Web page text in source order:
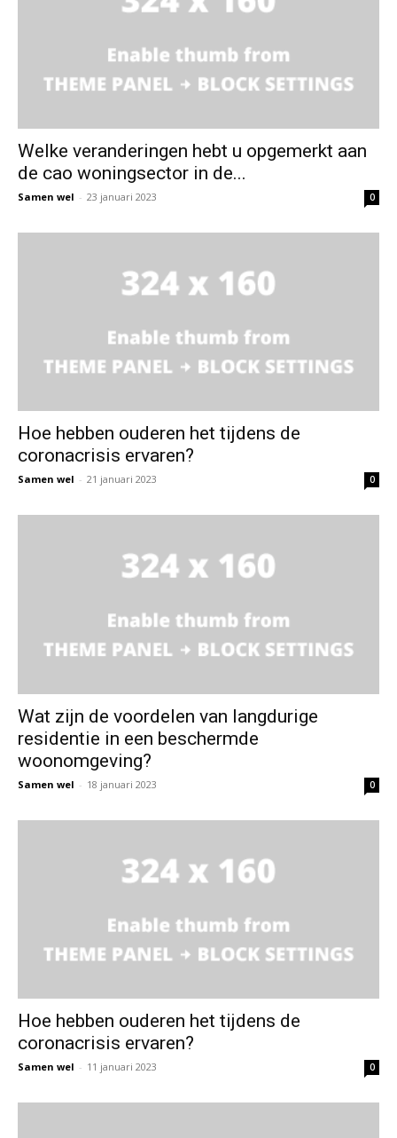
Welke veranderingen hebt u opgemerkt aan
de cao woningsector in de...
Samen wel - 23 januari 2023 0
Hoe hebben ouderen het tijdens de
coronacrisis ervaren?
Samen wel - 21 januari 2023 0
Wat zijn de voordelen van langdurige
residentie in een beschermde
woonomgeving?
Samen wel - 18 januari 2023 0
Hoe hebben ouderen het tijdens de
coronacrisis ervaren?
Samen wel - 11 januari 2023 0